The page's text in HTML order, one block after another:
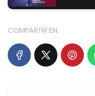
COMPARTIR EN: